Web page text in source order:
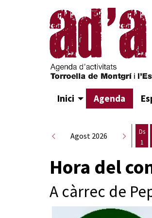
Inici Agenda
Agost 2026
Ds
1
Hora del
A càrrec de